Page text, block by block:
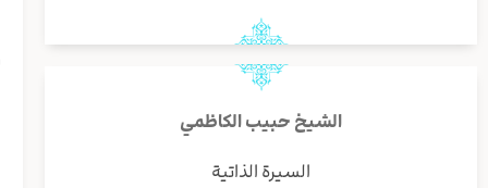
الشيخ حبيب الكاظمي
السيرة الذاتية